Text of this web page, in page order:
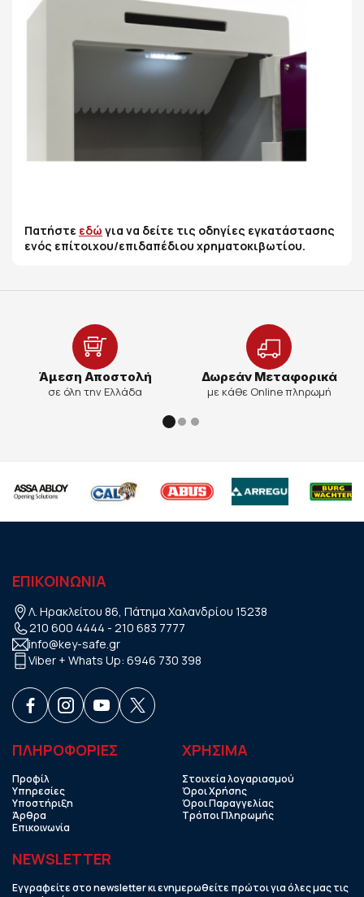
Πατήστε εδώ για να δείτε τις οδηγίες εγκατάστασης
ενός επίτοιχου/επιδαπέδιου χρηματοκιβωτίου.
Άμεση Αποστολή
σε όλη την Ελλάδα
Δωρεάν Μεταφορικά
με κάθε Online πληρωμή
ΕΠΙΚΟΙΝΩΝΙΑ
Λ. Ηρακλείτου 86, Πάτημα Χαλανδρίου 15238
210 600 4444 - 210 683 7777
info@key-safe.gr
Viber + Whats Up: 6946 730 398
ΠΛΗΡΟΦΟΡΙΕΣ
Προφίλ
Υπηρεσίες
Υποστήριξη
Άρθρα
Επικοινωνία
ΧΡHΣΙΜΑ
Στοιχεία λογαριασμού
Όροι Χρήσης
Όροι Παραγγελίας
Τρόποι Πληρωμής
NEWSLETTER
Εγγραφείτε στο newsletter κι ενημερωθείτε πρώτοι για όλες μας τις